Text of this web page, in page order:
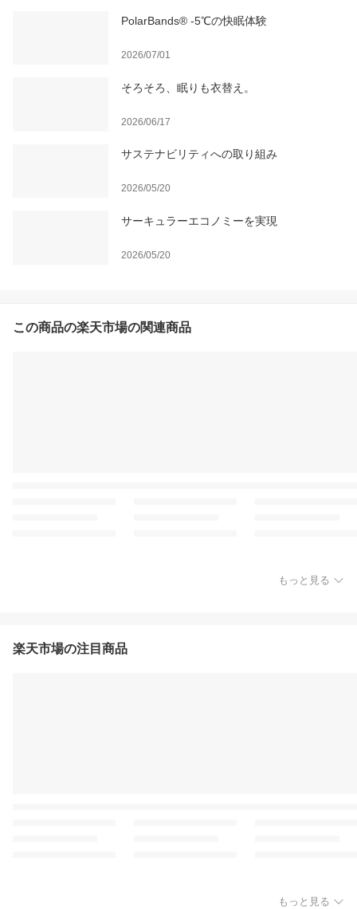
PolarBands® -5℃の快眠体験
2026/07/01
そろそろ、眠りも衣替え。
2026/06/17
サステナビリティへの取り組み
2026/05/20
サーキュラーエコノミーを実現
2026/05/20
この商品の楽天市場の関連商品
もっと見る
楽天市場の注目商品
もっと見る